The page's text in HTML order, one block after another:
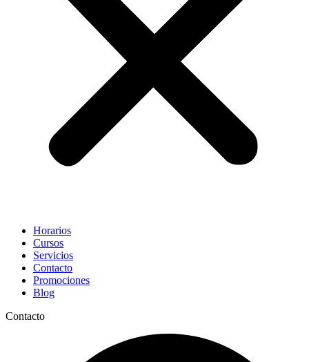
Horarios
Cursos
Servicios
Contacto
Promociones
Blog
Contacto